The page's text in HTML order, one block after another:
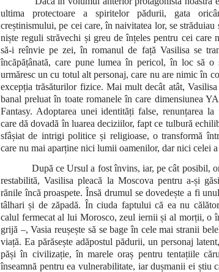
ultima protectoare a spiritelor pădurii, gata
creștinismului, pe cei care, în naivitatea lor, se
niște reguli străvechi și greu de înțeles pentru cei care
să-i reînvie pe zei, în romanul de față Vasilisa se
încăpățânată, care pune lumea în pericol, în loc să o
urmăresc un cu totul alt personaj, care nu are nimic în
excepția trăsăturilor fizice. Mai mult decât atât,
banal preluat în toate romanele în care dimensiunea
Fantasy. Adoptarea unei identități false, renunțarea
care dă dovadă în luarea deciziilor, fapt ce tulbură
sfâșiat de intrigi politice și religioase, o transformă
care nu mai aparține nici lumii oamenilor, dar nici celei
După ce Ursul a fost învins, iar, pe cât posibil,
restabilită, Vasilisa pleacă la Moscova pentru a-și
rănile încă proaspete. Însă drumul se dovedește a fi
tâlhari și de zăpadă. În ciuda faptului că ea nu
calul fermecat al lui Morosco, zeul iernii și al morții, o
grijă –, Vasia reușește să se bage în cele mai stranii
viață. Ea părăsește adăpostul pădurii, un personaj
păși în civilizație, în marele oraș pentru tentațiile
înseamnă pentru ea vulnerabilitate, iar dușmanii ei știu